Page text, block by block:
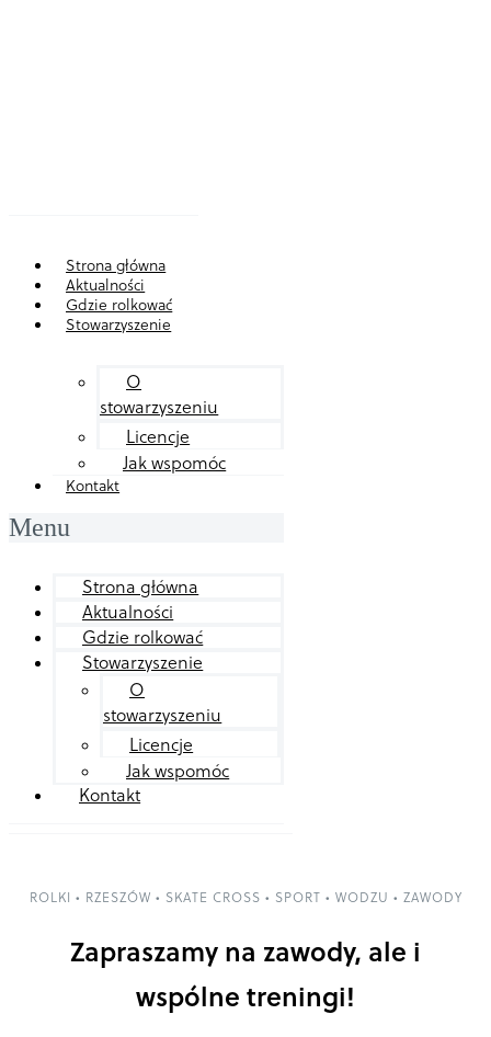
Strona główna
Aktualności
Gdzie rolkować
Stowarzyszenie
O
stowarzyszeniu
Licencje
Jak wspomóc
Kontakt
Menu
Strona główna
Aktualności
Gdzie rolkować
Stowarzyszenie
O
stowarzyszeniu
Licencje
Jak wspomóc
Kontakt
ROLKI • RZESZÓW • SKATE CROSS • SPORT • WODZU • ZAWODY
Zapraszamy na zawody, ale i
wspólne treningi!